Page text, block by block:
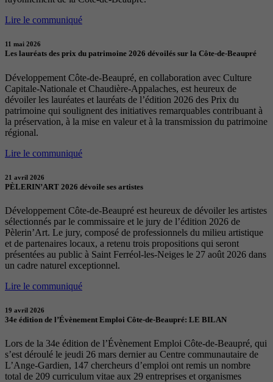
Lire le communiqué
11 mai 2026
Les lauréats des prix du patrimoine 2026 dévoilés sur la Côte-de-Beaupré
Développement Côte-de-Beaupré, en collaboration avec Culture
Capitale-Nationale et Chaudière-Appalaches, est heureux de
dévoiler les lauréates et lauréats de l’édition 2026 des Prix du
patrimoine qui soulignent des initiatives remarquables contribuant à
la préservation, à la mise en valeur et à la transmission du patrimoine
régional.
Lire le communiqué
21 avril 2026
PÈLERIN’ART 2026 dévoile ses artistes
Développement Côte-de-Beaupré est heureux de dévoiler les artistes
sélectionnés par le commissaire et le jury de l’édition 2026 de
Pèlerin’Art. Le jury, composé de professionnels du milieu artistique
et de partenaires locaux, a retenu trois propositions qui seront
présentées au public à Saint Ferréol-les-Neiges le 27 août 2026 dans
un cadre naturel exceptionnel.
Lire le communiqué
19 avril 2026
34e édition de l’Évènement Emploi Côte-de-Beaupré: LE BILAN
Lors de la 34e édition de l’Évènement Emploi Côte-de-Beaupré, qui
s’est déroulé le jeudi 26 mars dernier au Centre communautaire de
L’Ange-Gardien, 147 chercheurs d’emploi ont remis un nombre
total de 209 curriculum vitae aux 29 entreprises et organismes